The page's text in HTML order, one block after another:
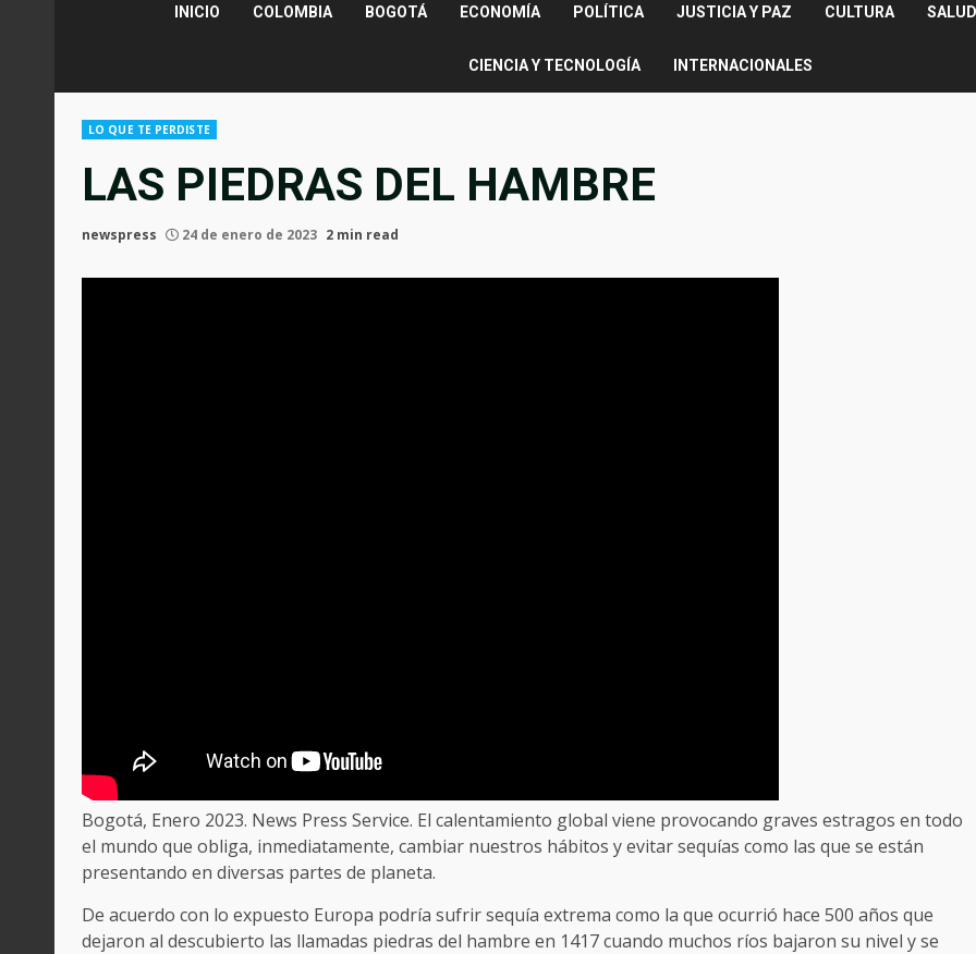
INICIO COLOMBIA BOGOTÁ ECONOMÍA POLÍTICA JUSTICIA Y PAZ CULTURA
CIENCIA Y TECNOLOGÍA INTERNACIONALES
LO QUE TE PERDISTE
LAS PIEDRAS DEL HAMBRE
newspress 24 de enero de 2023 2 min read
Bogotá, Enero 2023. News Press Service. El calentamiento global viene provocando graves estragos en todo
el mundo que obliga, inmediatamente, cambiar nuestros hábitos y evitar sequías como las que se están
presentando en diversas partes de planeta.
De acuerdo con lo expuesto Europa podría sufrir sequía extrema como la que ocurrió hace 500 años que
dejaron al descubierto las llamadas piedras del hambre en 1417 cuando muchos ríos bajaron su nivel y se